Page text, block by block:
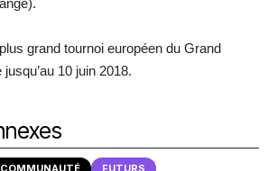
grand tournoi européen du Grand
10 juin 2018.